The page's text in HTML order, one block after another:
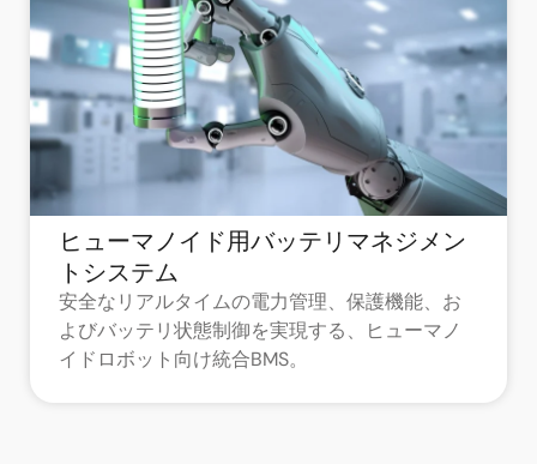
ヒューマノイド用バッテリマネジメン
トシステム
安全なリアルタイムの電力管理、保護機能、お
よびバッテリ状態制御を実現する、ヒューマノ
イドロボット向け統合BMS。